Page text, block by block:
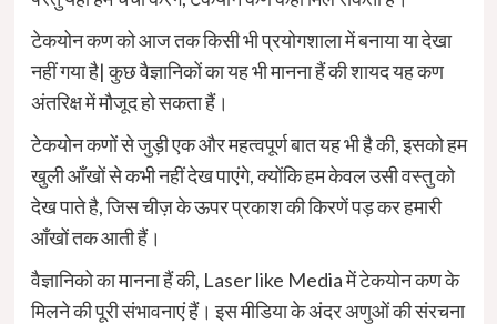
टेकयोन कण को आज तक किसी भी प्रयोगशाला में बनाया या देखा
नहीं गया है| कुछ वैज्ञानिकों का यह भी मानना हैं की शायद यह कण
अंतरिक्ष में मौजूद हो सकता हैं।
टेकयोन कणों से जुड़ी एक और महत्वपूर्ण बात यह भी है की, इसको हम
खुली आँखों से कभी नहीं देख पाएंगे, क्योंकि हम केवल उसी वस्तु को
देख पाते है, जिस चीज़ के ऊपर प्रकाश की किरणें पड़ कर हमारी
आँखों तक आती हैं।
वैज्ञानिको का मानना हैं की, Laser like Media में टेकयोन कण के
मिलने की पूरी संभावनाएं हैं। इस मीडिया के अंदर अणुओं की संरचना